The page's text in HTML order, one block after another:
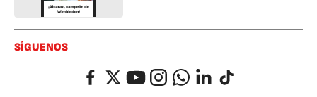
SÍGUENOS
FacebookTwitterYouTubeInstagramWhatsappLinkedIn
TikTok